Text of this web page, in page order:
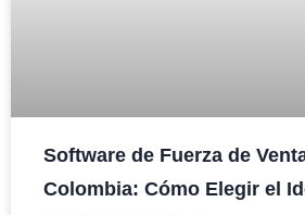
Software de Fuerza de
Colombia: Cómo Elegir el